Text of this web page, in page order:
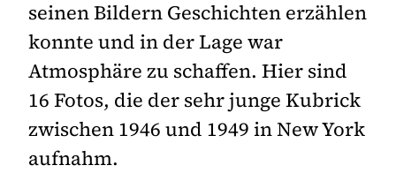
seinen Bildern Geschichten erzählen
konnte und in der Lage war
Atmosphäre zu schaffen. Hier sind
16 Fotos, die der sehr junge Kubrick
zwischen 1946 und 1949 in New York
aufnahm.